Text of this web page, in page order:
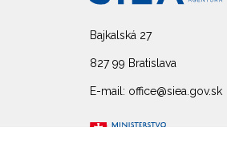
Bajkalská 27
827 99 Bratislava
E-mail: office@siea.gov.sk